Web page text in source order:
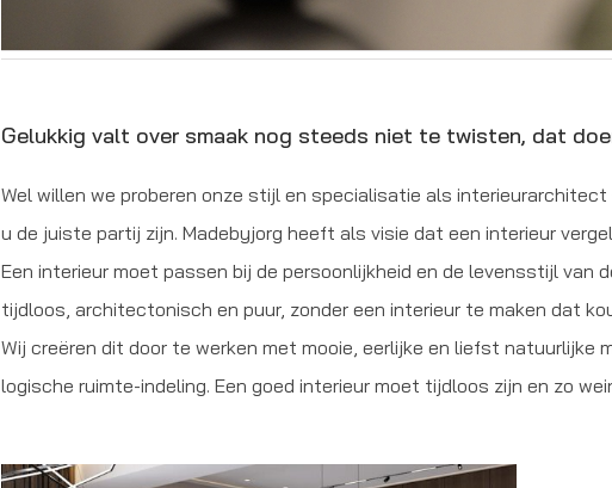
Gelukkig valt over smaak nog steeds niet te twisten, dat
Wel willen we proberen onze stijl en specialisatie als
u de juiste partij zijn. Madebyjorg heeft als visie dat een interieur
Een interieur moet passen bij de persoonlijkheid en de levensstijl van
tijdloos, architectonisch en puur, zonder een interieur te maken dat
Wij creëren dit door te werken met mooie, eerlijke en liefst natuurlijke
logische ruimte-indeling. Een goed interieur moet tijdloos zijn en zo